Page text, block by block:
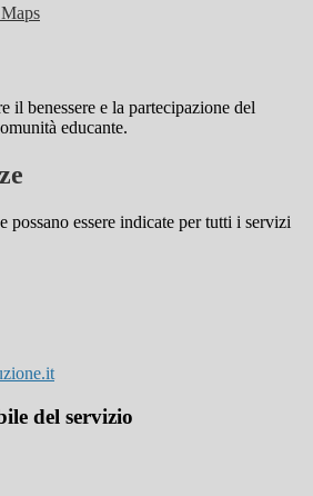
il benessere e la partecipazione del
educante.
possano essere indicate per tutti i servizi
del servizio